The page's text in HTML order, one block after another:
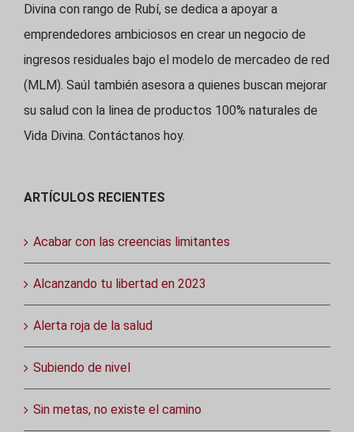
Divina con rango de Rubí, se dedica a apoyar a
emprendedores ambiciosos en crear un negocio de
ingresos residuales bajo el modelo de mercadeo de red
(MLM). Saúl también asesora a quienes buscan mejorar
su salud con la linea de productos 100% naturales de
Vida Divina. Contáctanos hoy.
ARTÍCULOS RECIENTES
Acabar con las creencias limitantes
Alcanzando tu libertad en 2023
Alerta roja de la salud
Subiendo de nivel
Sin metas, no existe el camino